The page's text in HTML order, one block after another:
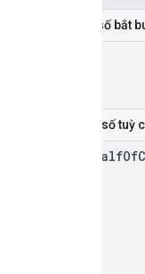
Tham số bắt
Thông số tuỳ
BehalfOf